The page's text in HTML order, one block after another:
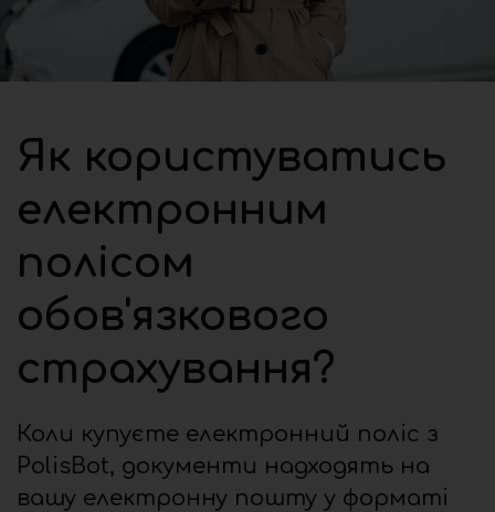
Як користуватись
електронним
полісом
обов'язкового
страхування?
Коли купуєте електронний поліс з
PolisBot, документи надходять на
вашу електронну пошту у форматі